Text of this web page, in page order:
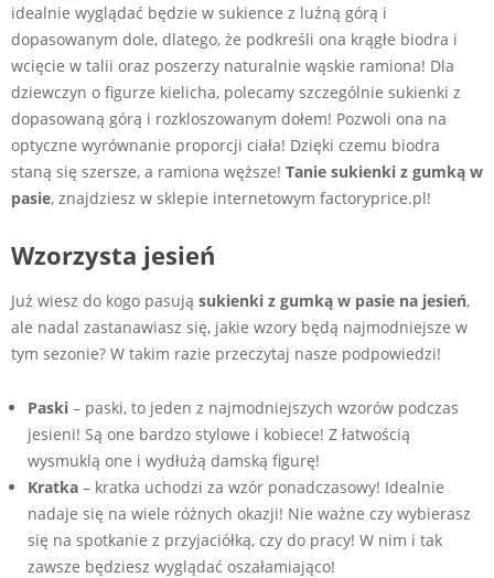
idealnie wyglądać będzie w sukience z luźną górą i
dopasowanym dole, dlatego, że podkreśli ona krągłe biodra i
wcięcie w talii oraz poszerzy naturalnie wąskie ramiona! Dla
dziewczyn o figurze kielicha, polecamy szczególnie sukienki z
dopasowaną górą i rozkloszowanym dołem! Pozwoli ona na
optyczne wyrównanie proporcji ciała! Dzięki czemu biodra
staną się szersze, a ramiona węższe! Tanie sukienki z gumką w
pasie, znajdziesz w sklepie internetowym factoryprice.pl!
Wzorzysta jesień
Już wiesz do kogo pasują sukienki z gumką w pasie na jesień,
ale nadal zastanawiasz się, jakie wzory będą najmodniejsze w
tym sezonie? W takim razie przeczytaj nasze podpowiedzi!
Paski – paski, to jeden z najmodniejszych wzorów podczas
jesieni! Są one bardzo stylowe i kobiece! Z łatwością
wysmuklą one i wydłużą damską figurę!
Kratka – kratka uchodzi za wzór ponadczasowy! Idealnie
nadaje się na wiele różnych okazji! Nie ważne czy wybierasz
się na spotkanie z przyjaciółką, czy do pracy! W nim i tak
zawsze będziesz wyglądać oszałamiająco!